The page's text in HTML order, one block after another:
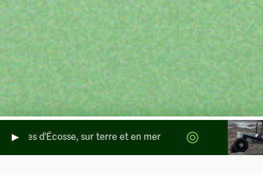
d'Écosse, sur terre et en mer